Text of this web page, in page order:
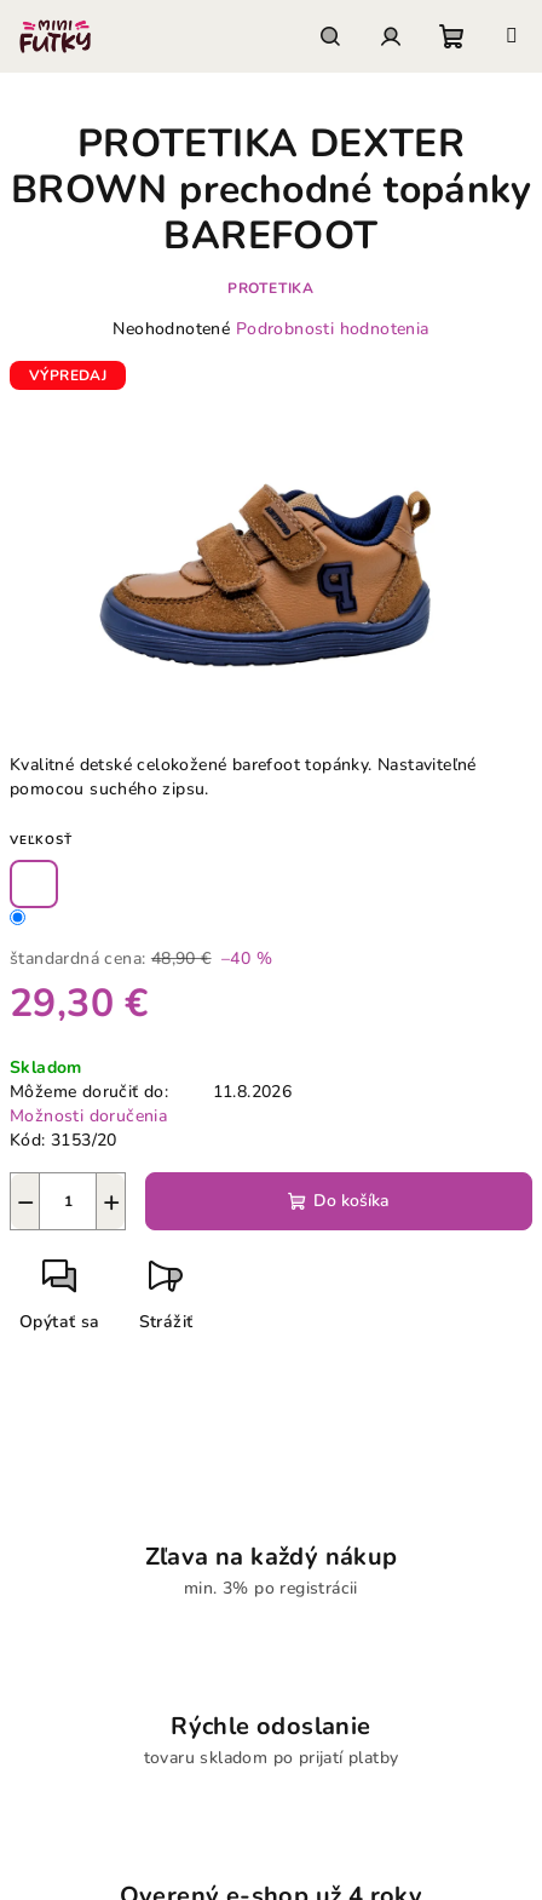
obsah
košík
Kvalitné detské celokožené barefoot topánky. Nastaviteľné
pomocou suchého zipsu.
VEĽKOSŤ
štandardná cena: 48,90 € –40 %
29,30 €
cena:
Skladom
Môžeme doručiť do:
11.8.2026
Možnosti doručenia
Kód: 3153/20
+
− Do košíka
Opýtať sa Strážiť
PROTETIKA DEXTER
BROWN prechodné topánky
BAREFOOT
PROTETIKA
Priemerné
produktu
Neohodnotené Podrobnosti hodnotenia
VÝPREDAJ
Zľava na každý nákup
min. 3% po registrácii
Rýchle odoslanie
tovaru skladom po prijatí platby